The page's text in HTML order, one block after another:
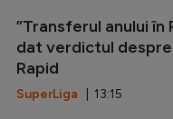
”Transferul anului în
dat verdictul
Rapid
SuperLiga | 13:15